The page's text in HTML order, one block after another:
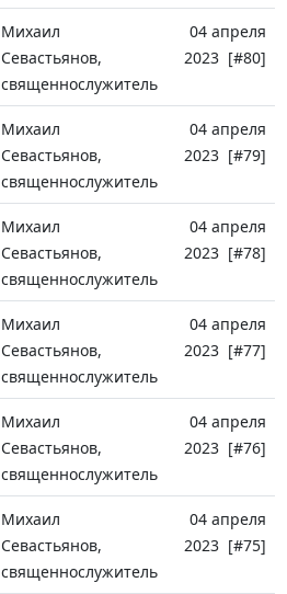
Михаил
Севастьянов,
священнослужитель
04 апреля
2023 [#80]
Михаил
Севастьянов,
священнослужитель
04 апреля
2023 [#79]
Михаил
Севастьянов,
священнослужитель
04 апреля
2023 [#78]
Михаил
Севастьянов,
священнослужитель
04 апреля
2023 [#77]
Михаил
Севастьянов,
священнослужитель
04 апреля
2023 [#76]
Михаил
Севастьянов,
священнослужитель
04 апреля
2023 [#75]